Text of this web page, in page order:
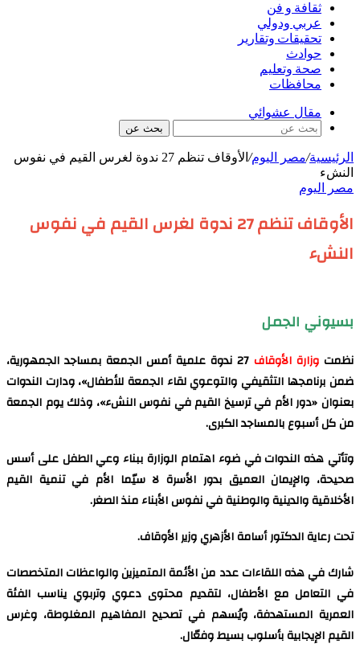
ثقافة و فن
عربي ودولي
تحقيقات وتقارير
حوادث
صحة وتعليم
محافظات
مقال عشوائي
بحث عن
الرئيسية/مصر اليوم/
الأوقاف تنظم 27 ندوة لغرس القيم في نفوس
النشء
مصر اليوم
الأوقاف تنظم 27 ندوة لغرس القيم في نفوس
النشء
بسيوني الجمل
نظمت وزارة الأوقاف
27 ندوة علمية أمس الجمعة بمساجد الجمهورية،
ضمن برنامجها التثقيفي والتوعوي لقاء الجمعة للأطفال»، ودارت الندوات
بعنوان «دور الأم في ترسيخ القيم في نفوس النشء»، وذلك يوم الجمعة
من كل أسبوع بالمساجد الكبرى.
وتأتي هذه الندوات في ضوء اهتمام الوزارة ببناء وعي الطفل على أسس
صحيحة، والإيمان العميق بدور الأسرة لا سيّما الأم في تنمية القيم
الأخلاقية والدينية والوطنية في نفوس الأبناء منذ الصغر.
تحت رعاية الدكتور أسامة الأزهري وزير الأوقاف.
شارك في هذه اللقاءات عدد من الأئمة المتميزين والواعظات المتخصصات
في التعامل مع الأطفال، لتقديم محتوى دعوي وتربوي يناسب الفئة
العمرية المستهدفة، ويُسهم في تصحيح المفاهيم المغلوطة، وغرس
القيم الإيجابية بأسلوب بسيط وفعّال.